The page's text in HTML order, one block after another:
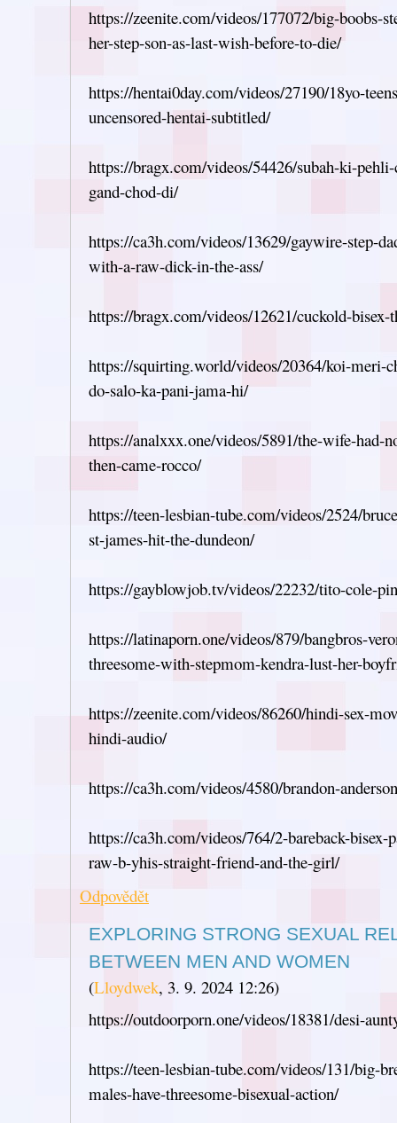
https://zeenite.com/videos/177072/big-boobs-
her-step-son-as-last-wish-before-to-die/
https://hentai0day.com/videos/27190/18yo-
uncensored-hentai-subtitled/
https://bragx.com/videos/54426/subah-ki-
gand-chod-di/
https://ca3h.com/videos/13629/gaywire-step-
with-a-raw-dick-in-the-ass/
https://bragx.com/videos/12621/cuckold-bisex-
https://squirting.world/videos/20364/koi-meri-
do-salo-ka-pani-jama-hi/
https://analxxx.one/videos/5891/the-wife-had-
then-came-rocco/
https://teen-lesbian-tube.com/videos/2524/
st-james-hit-the-dundeon/
https://gayblowjob.tv/videos/22232/tito-cole-
https://latinaporn.one/videos/879/bangbros-
threesome-with-stepmom-kendra-lust-her-
https://zeenite.com/videos/86260/hindi-sex-
hindi-audio/
https://ca3h.com/videos/4580/brandon-
https://ca3h.com/videos/764/2-bareback-
raw-b-yhis-straight-friend-and-the-girl/
Odpovědět
EXPLORING STRONG SEXUAL
BETWEEN MEN AND WOMEN
(Lloydwek, 3. 9. 2024 12:26)
https://outdoorporn.one/videos/18381/desi-
https://teen-lesbian-tube.com/videos/131/big-
males-have-threesome-bisexual-action/